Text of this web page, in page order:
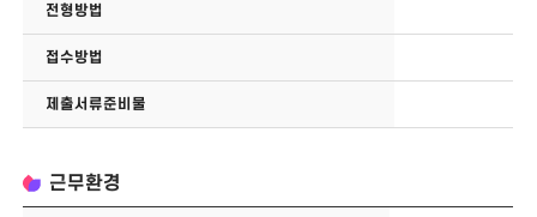
전형방법
접수방법
제출서류준비물
근무환경